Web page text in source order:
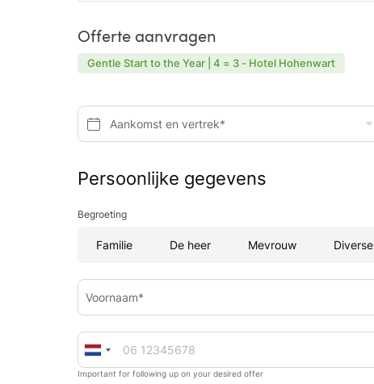
Offerte aanvragen
Gentle Start to the Year | 4 = 3 - Hotel Hohenwart
Aankomst en vertrek*
Persoonlijke gegevens
Begroeting
Familie De heer Mevrouw Diverse
Voornaam*
Important for following up on your desired offer